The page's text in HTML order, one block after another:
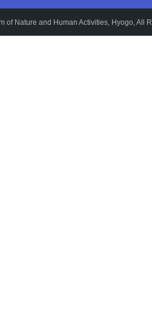
of Nature and Human Activities, Hyogo, All